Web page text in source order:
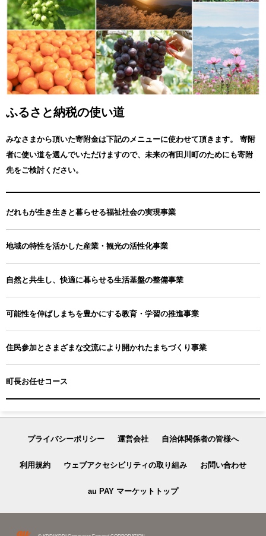
＼令和7年8月 世界農業遺産に認定されました 「有田・下津地域の
石積み階段園みかんシステム」 ／
400年以上前から農家の手により壮大な石積み階段園を築き上げ、
自然条件を巧みに活かして多様な品種系統を導入してきた
有田・下津地域の石積み階段園みかんシステム（農業システム）が
世界農業遺産に認定されました。
世界的に重要な農業システムで栽培された【有田みかん】をふるさ
と納税でお楽しみいただけます。
ふるさと納税の使い道
みなさまから頂いた寄附金は下記のメニューに使わせて頂きます。
寄附
者に使い道を選んでいただけますので、未来の有田川町のためにも寄附
先をご検討ください。
だれもが生き生きと暮らせる福祉社会の実現事業
地域の特性を活かした産業・観光の活性化事業
自然と共生し、快適に暮らせる生活基盤の整備事業
可能性を伸ばしまちを豊かにする教育・学習の推進事業
住民参加とさまざまな交流により開かれたまちづくり事業
町長お任せコース
プライバシーポリシー 運営会社 自治体関係者の皆様へ
利用規約 ウェブアクセシビリティの取り組み お問い合わせ
au PAY マーケットトップ